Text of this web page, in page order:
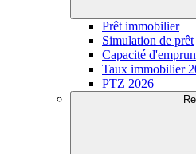
Prêt immobilier
Simulation de prêt
Capacité
Taux immobilier
PTZ 2026